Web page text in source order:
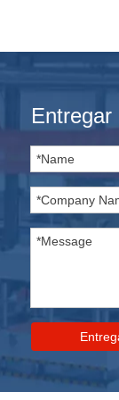
Entregar